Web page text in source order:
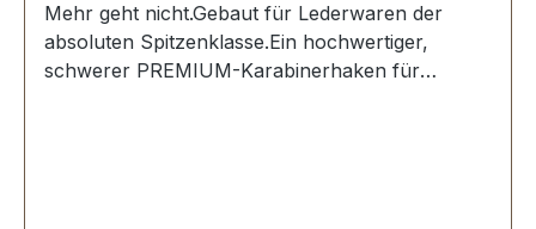
Mehr geht nicht.Gebaut für Lederwaren der
absoluten Spitzenklasse.Ein hochwertiger,
schwerer PREMIUM-Karabinerhaken für